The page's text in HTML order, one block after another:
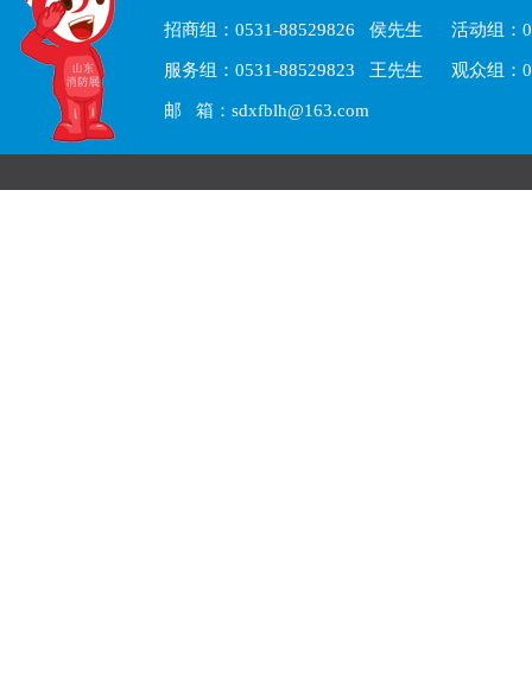
招商组：0531-88529826 侯先生 活动组：
服务组：0531-88529823 王先生 观众组：
邮 箱：sdxfblh@163.com